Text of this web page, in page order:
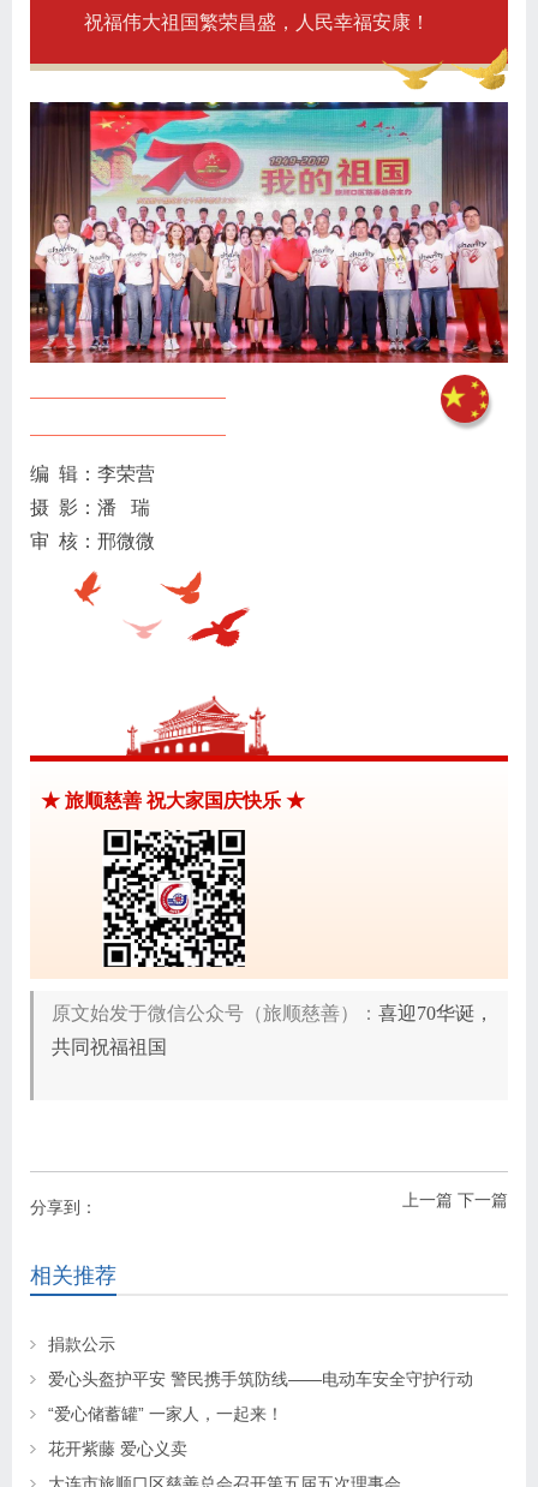
祝福伟大祖国繁荣昌盛，人民幸福安康！
编 辑：李荣营
摄 影：潘 瑞
审 核：邢微微
★ 旅顺慈善 祝大家国庆快乐 ★
原文始发于微信公众号（旅顺慈善）： 喜迎70华诞，
共同祝福祖国
上一篇 下一篇
分享到：
相关推荐
捐款公示
爱心头盔护平安 警民携手筑防线——电动车安全守护行动
“爱心储蓄罐” 一家人，一起来！
花开紫藤 爱心义卖